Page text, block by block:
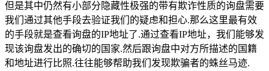
但是其中仍然有小部分隐藏性极强的带有欺诈性质的询盘需要
我们通过其他手段去验证我们的疑虑和担心.那么这里最有效
的手段就是查看询盘的IP地址了.通过查看IP地址，我们能够发
现该询盘发出的确切的国家.然后跟询盘中对方所描述的国籍
和地址进行比照.往往能够帮助我们发现欺骗者的蛛丝马迹.